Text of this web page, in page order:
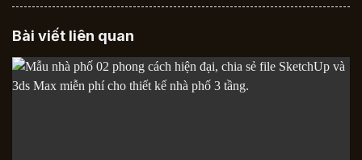
Bài viết liên quan